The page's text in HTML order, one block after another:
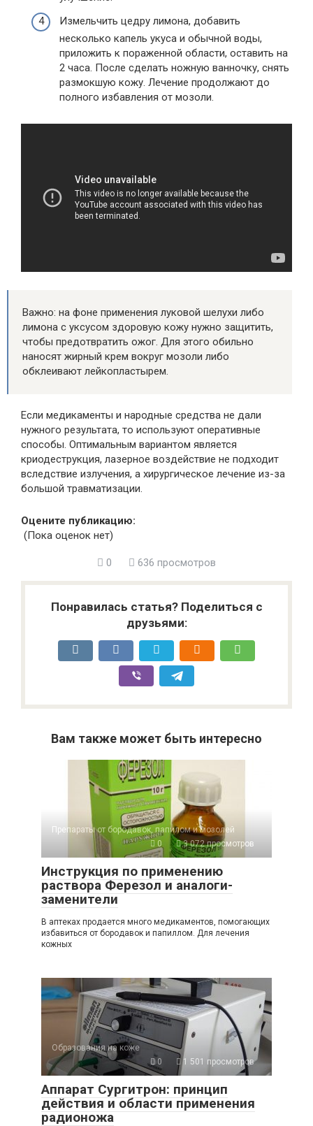
Измельчить цедру лимона, добавить
несколько капель укуса и обычной воды,
приложить к пораженной области, оставить на
2 часа. После сделать ножную ванночку, снять
размокшую кожу. Лечение продолжают до
полного избавления от мозоли.
Важно: на фоне применения луковой шелухи либо
лимона с уксусом здоровую кожу нужно защитить,
чтобы предотвратить ожог. Для этого обильно
наносят жирный крем вокруг мозоли либо
обклеивают лейкопластырем.
Если медикаменты и народные средства не дали
нужного результата, то используют оперативные
способы. Оптимальным вариантом является
криодеструкция, лазерное воздействие не подходит
вследствие излучения, а хирургическое лечение из-за
большой травматизации.
Оцените публикацию:
(Пока оценок нет)
0 636 просмотров
Понравилась статья? Поделиться с
друзьями:
Вам также может быть интересно
Препараты от бородавок, папилом и мозолей
0
3 072 просмотров
Инструкция по применению
раствора Ферезол и аналоги-
заменители
В аптеках продается много медикаментов, помогающих
избавиться от бородавок и папиллом. Для лечения
кожных
Образования на коже
0
1 501 просмотров
Аппарат Сургитрон: принцип
действия и области применения
радионожа